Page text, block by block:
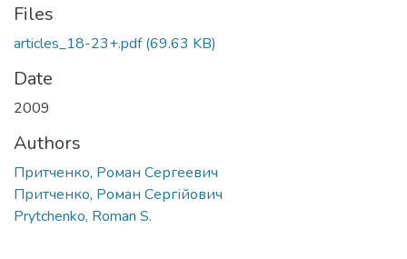
Files
articles_18-23+.pdf(69.63 KB)
Date
2009
Authors
Притченко, Роман Сергеевич
Притченко, Роман Сергійович
Prytchenko, Roman S.